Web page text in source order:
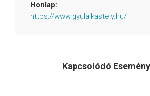
Honlap:
https://www.gyulaikastely.hu/
Kapcsolódó